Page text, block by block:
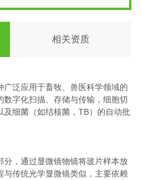
相关资质
泛应用于畜牧、兽医科学领域的
字化扫描、存储与传输，细胞切
及细菌（如结核菌，TB）的自动批
，通过显微镜物镜将玻片样本放
传统光学显微镜类似，主要依赖